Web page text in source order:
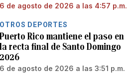
6 de agosto de 2026 a las 4:57 p.m.
OTROS DEPORTES
Puerto Rico mantiene el paso en
la recta final de Santo Domingo
2026
6 de agosto de 2026 a las 3:51 p.m.